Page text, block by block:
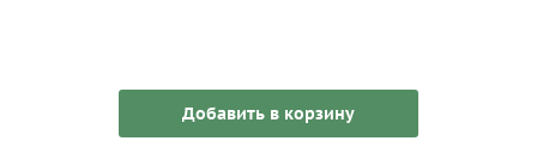
Добавить в корзину